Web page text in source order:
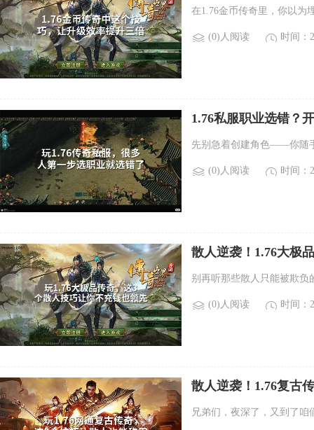
在1.76金币传奇里，你以为
(0)人阅读 时间：
1.76私服职业选错？
先别急着创建角色——你随
(0)人阅读 时间：
散人逆袭！1.76大极
别再听那些散人只能被欺负
(0)人阅读 时间：
散人逆袭！1.76复古
兄弟们，夜深了，又到了